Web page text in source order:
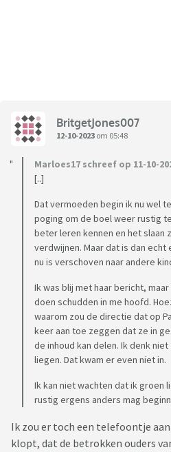
Vandaag was het weer zover,
somber eigelijk al vanaf de eerste
leerplichtambtenaar inschakelen
vrijdagen niet veilig zijn. Deze
hand van de uitspraken die de juf
Eigelijk zei ze hij zoekt het zelf
Wij weten dat het niet zo is en
juf van groep 3 ook. Onze zoon
ze woorden komt door het
pispaaltje.
Wat zijn verstandige stappen in
Alvast dank
BritgetJones007
12-10-2023 om 05:48
Marloes17 schreef op 11-10-
[..]
Dat vermoeden begin ik nu wel
poging om de boel weer rustig
beter leren kennen en het slaan
verdwijnen. Maar dat is dan
nu is verschoven naar andere
Ik was blij met haar bericht,
doen schudden in me hoofd.
waarom zou de directie dat op
keer aan toe zeggen dat ze in
de inhoud kan delen. Ik denk
liegen. Dat kwam er even niet in.
Ik kan niet wachten dat ik groen
rustig ergens anders mag
Ik zou er toch een telefoontje
klopt, dat de betrokken ouders